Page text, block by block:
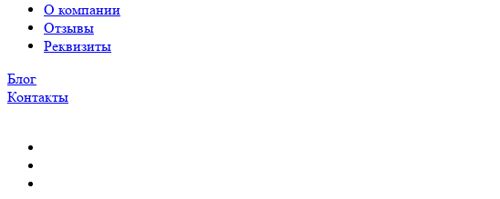
О компании
Отзывы
Реквизиты
Блог
Контакты